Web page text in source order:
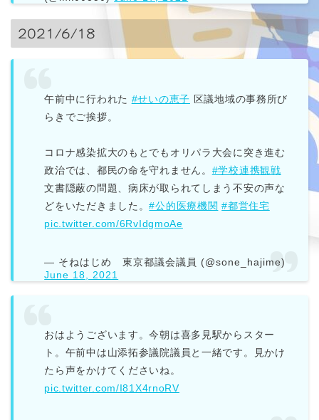
2021/6/18
午前中に行われた #せいの恵子 区議地域の事務所び
らきでご挨拶。
コロナ感染拡大のもとでもオリパラ大会に突き進む
政治では、都民の命を守れません。 #学校連携観戦
文書隠蔽の問題、病床が取られてしまう不安の声な
どをいただきました。#公的医療機関 #都営住宅
pic.twitter.com/6RvIdgmoAe
— そねはじめ 東京都議会議員 (@sone_hajime)
June 18, 2021
おはようございます。今朝は喜多見駅からスター
ト。午前中は山添拓参議院議員と一緒です。見かけ
たら声をかけてくださいね。
pic.twitter.com/I81X4rnoRV